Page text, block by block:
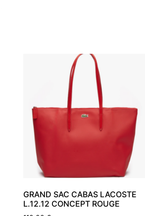
GRAND SAC CABAS LACOSTE
L.12.12 CONCEPT ROUGE